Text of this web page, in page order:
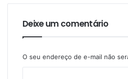
Deixe um comentário
O seu endereço de e-mail não